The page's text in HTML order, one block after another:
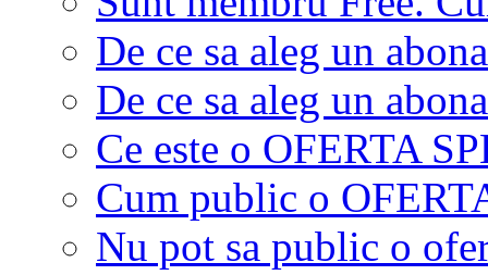
De ce sa aleg un
De ce sa aleg un
Ce este o OFERTA
Cum public o
Nu pot sa public o